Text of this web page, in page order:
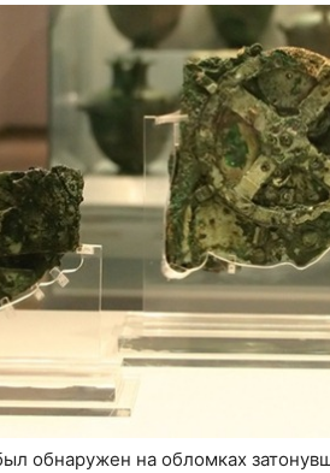
обнаружен на обломках